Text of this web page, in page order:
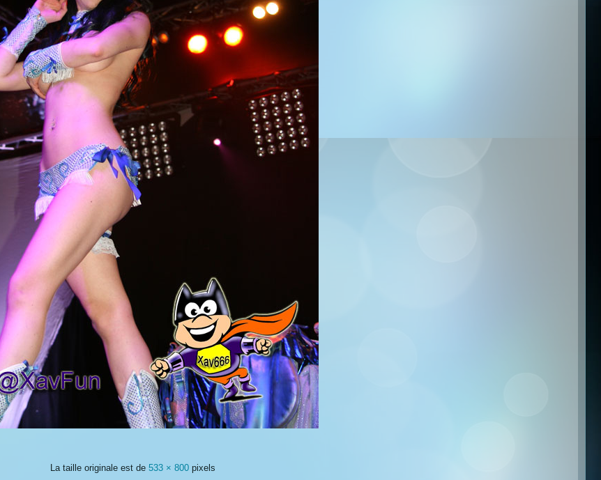
La taille originale est de 533 × 800pixels